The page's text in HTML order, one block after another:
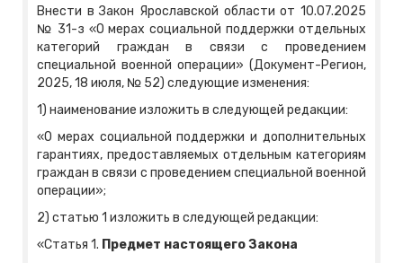
Внести в Закон Ярославской области от 10.07.2025
№ 31-з «О мерах социальной поддержки отдельных
категорий граждан в связи с проведением
специальной военной операции» (Документ-Регион,
2025, 18 июля, № 52) следующие изменения:
1) наименование изложить в следующей редакции:
«О мерах социальной поддержки и дополнительных
гарантиях, предоставляемых отдельным категориям
граждан в связи с проведением специальной военной
операции»;
2) статью 1 изложить в следующей редакции:
«Статья 1. Предмет настоящего Закона